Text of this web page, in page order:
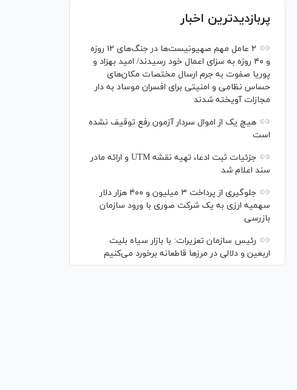
پربازدیدترین اخبار
۲ عامل مهم صهیونیست‌ها در جنگ‌های ۱۲ روزه
و ۴۰ روزه به سزای اعمال خود رسیدند/ امید بهزاد و
پوریا صفوت به جرم ارسال مختصات مکان‌های
حساس نظامی و امنیتی برای افسران موساد به دار
مجازات آویخته شدند
هیچ یک از اموال سردار آزمون رفع توقیف نشده
است
جزئیات ثبت ادعا، تهیه نقشه UTM و ارائه مادر
سند اعلام شد
جلوگیری از پرداخت ۳ میلیون و ۴۰۰ هزار دلار
سهمیه ارزی به یک شرکت صوری با ورود سازمان
بازرسی
رئیس سازمان تعزیرات: با بازار سیاه بلیت
اربعین و دلالی در مرز‌ها قاطعانه برخورد می‌کنیم